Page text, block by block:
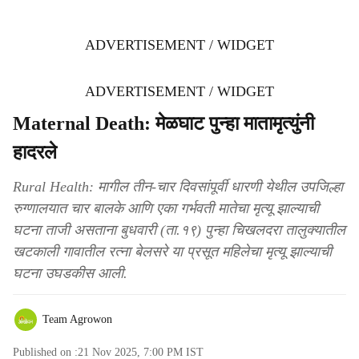
ADVERTISEMENT / WIDGET
ADVERTISEMENT / WIDGET
Maternal Death: मेळघाट पुन्हा मातामृत्युंनी
हादरले
Rural Health: मागील तीन-चार दिवसांपूर्वी धारणी येथील उपजिल्हा
रुग्णालयात चार बालके आणि एका गर्भवती मातेचा मृत्यू झाल्याची
घटना ताजी असताना बुधवारी (ता.१९) पुन्हा चिखलदरा तालुक्यातील
खटकाली गावातील रत्ना बेलसरे या प्रसूत महिलेचा मृत्यू झाल्याची
घटना उघडकीस आली.
Team Agrowon
Published on :21 Nov 2025, 7:00 PM IST